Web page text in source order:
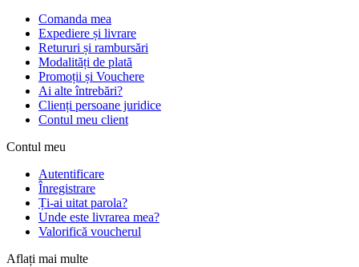
Comanda mea
Expediere și livrare
Retururi și rambursări
Modalități de plată
Promoții și Vouchere
Ai alte întrebări?
Clienți persoane juridice
Contul meu client
Contul meu
Autentificare
Înregistrare
Ți-ai uitat parola?
Unde este livrarea mea?
Valorifică voucherul
Aflați mai multe